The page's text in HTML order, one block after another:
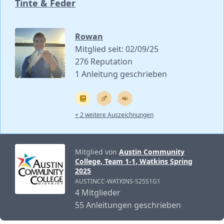
Tinte & Feder
Rowan
Mitglied seit: 02/09/25
276 Reputation
1 Anleitung geschrieben
+ 2 weitere Auszeichnungen
Mitglied von Austin Community
College, Team 1-1, Watkins Spring
2025
AUSTINCC-WATKINS-S25S1G1
4 Mitglieder
55 Anleitungen geschrieben